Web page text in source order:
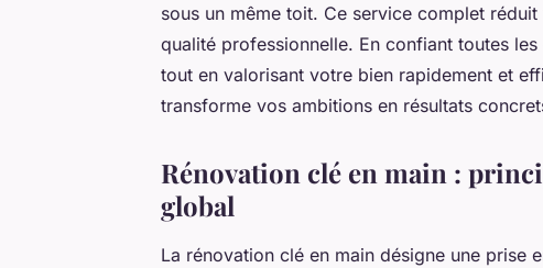
sous un même toit. Ce service complet
qualité professionnelle. En confiant toutes
tout en valorisant votre bien rapidement et
transforme vos ambitions en résultats
Rénovation clé en main :
global
La rénovation clé en main désigne une prise